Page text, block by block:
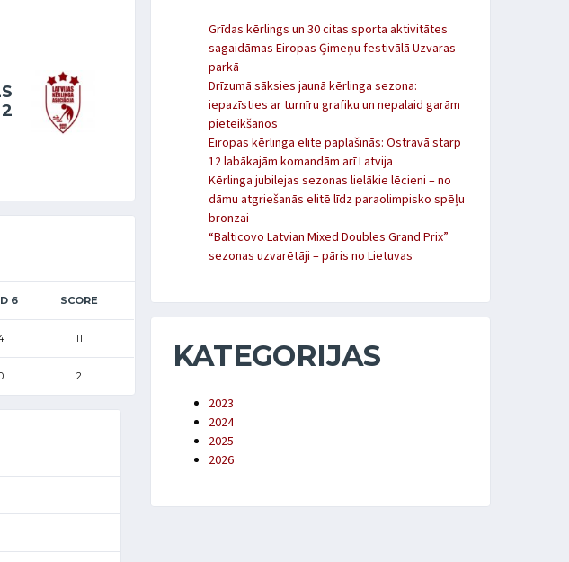
6 SCORE
11
2
Grīdas kērlings un 30 citas sporta aktivitātes
sagaidāmas Eiropas Ģimeņu festivālā Uzvaras
parkā
Drīzumā sāksies jaunā kērlinga sezona:
iepazīsties ar turnīru grafiku un nepalaid garām
pieteikšanos
Eiropas kērlinga elite paplašinās: Ostravā starp
12 labākajām komandām arī Latvija
Kērlinga jubilejas sezonas lielākie lēcieni – no
dāmu atgriešanās elitē līdz paraolimpisko spēļu
bronzai
“Balticovo Latvian Mixed Doubles Grand Prix”
sezonas uzvarētāji – pāris no Lietuvas
KATEGORIJAS
2023
2024
2025
2026